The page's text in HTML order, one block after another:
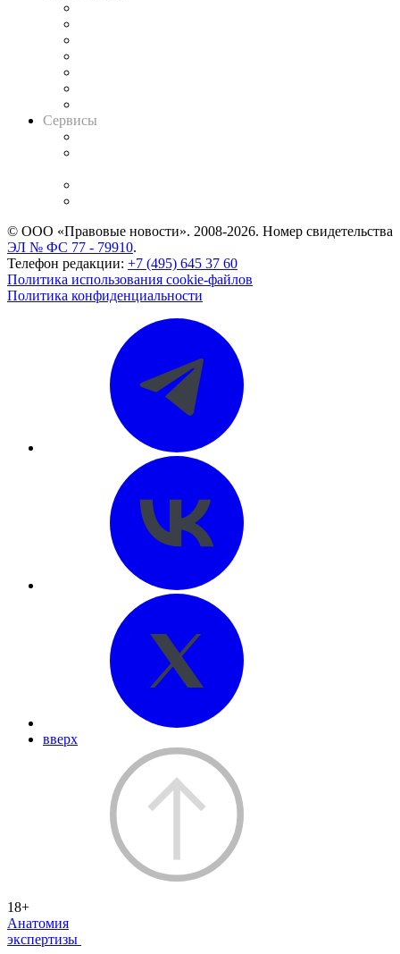
Сервисы
© ООО «Правовые новости». 2008-2026. Номер свидетельства
ЭЛ № ФС 77 - 79910.
Телефон редакции: +7 (495) 645 37 60
Политика использования cookie-файлов
Политика конфиденциальности
вверх
18+
Анатомия
экспертизы